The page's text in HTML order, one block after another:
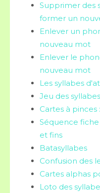
Supprimer des
former un
Enlever un
nouveau mot
Enlever le
nouveau mot
Les syllabes
Jeu des
Cartes à pinces
Séquence
et fins
Batasyllabes
Confusion des
Cartes alphas
Loto des